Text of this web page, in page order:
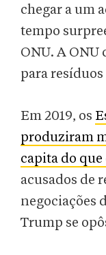
chegar a um
tempo
ONU. A ONU
para resíduos
Em 2019, os
produziram
capita do
acusados de
negociações
Trump se